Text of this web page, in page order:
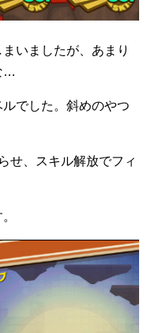
いましたが、あまり
…
でした。斜めのやつ
せ、スキル解放でフィ